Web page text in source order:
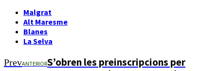
Malgrat
Alt Maresme
Blanes
La Selva
PrevANTERIORS’obren les preinscripcions per